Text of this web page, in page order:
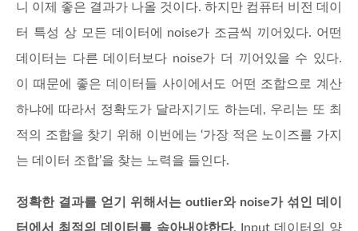
니 이제 좋은 결과가 나올 것이다. 하지만 컴퓨터 비전 데이
터 특성 상 모든 데이터에 noise가 조금씩 끼어있다. 어떤
데이터는 다른 데이터보다 noise가 더 끼어있을 수 있다.
이 때문에 좋은 데이터들 사이에서도 어떤 조합으로 계산
하냐에 따라서 정확도가 달라지기도 하는데, 우리는 또 최
적의 조합을 찾기 위해 이번에는 ‘가장 적은 노이즈를 가지
는 데이터 조합’을 찾는 노력을 들인다.
정확한 결과를 얻기 위해서는 outlier와 noise가 섞인 데이
터에서 최적의 데이터를 솎아내야한다. Input 데이터의 양